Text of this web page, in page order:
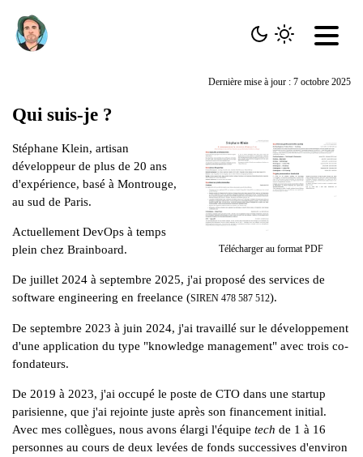
Dernière mise à jour : 7 octobre 2025
Qui suis-je ?
Télécharger au format PDF
Stéphane Klein, artisan
développeur de plus de 20 ans
d'expérience, basé àMontrouge,
au sud de Paris.
Actuellement DevOps à temps
plein chezBrainboard.
De juillet 2024 à septembre 2025, j'ai proposédes services de
software engineering en freelance (SIREN478 587 512).
De septembre 2023 à juin 2024, j'ai travaillé sur le développement
d'une application du type "knowledge management" avec trois co-
fondateurs.
De 2019 à 2023, j'ai occupé le poste de CTO dans une startup
parisienne, que j'ai rejointe juste après son financement initial.
Avec mes collègues, nous avons élargi l'équipetech de 1 à 16
personnes au cours de deux levées de fonds successives d'environ